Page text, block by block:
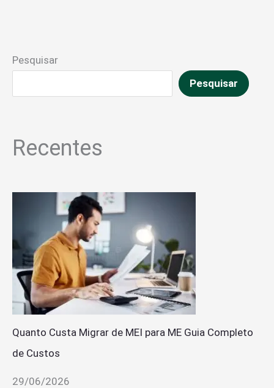
Pesquisar
Pesquisar
Recentes
Quanto Custa Migrar de MEI para ME Guia Completo
de Custos
29/06/2026